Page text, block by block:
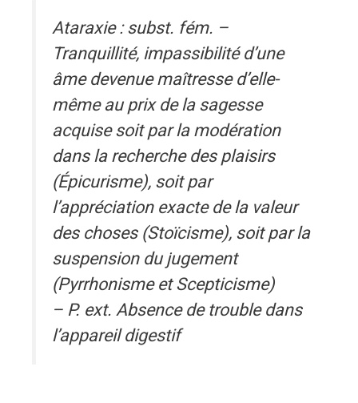
Ataraxie : subst. fém. –
Tranquillité, impassibilité d’une
âme devenue maîtresse d’elle-
même au prix de la sagesse
acquise soit par la modération
dans la recherche des plaisirs
(Épicurisme), soit par
l’appréciation exacte de la valeur
des choses (Stoïcisme), soit par la
suspension du jugement
(Pyrrhonisme et Scepticisme)
– P. ext. Absence de trouble dans
l’appareil digestif